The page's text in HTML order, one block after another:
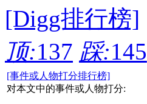
[Digg排行榜]
顶:137 踩:145
[事件或人物打分排行榜]
对本文中的事件或人物打分: